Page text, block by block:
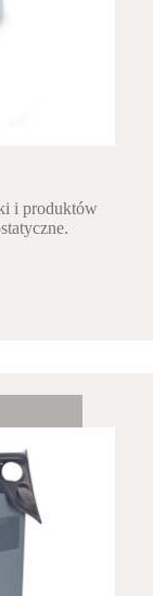
i produktów